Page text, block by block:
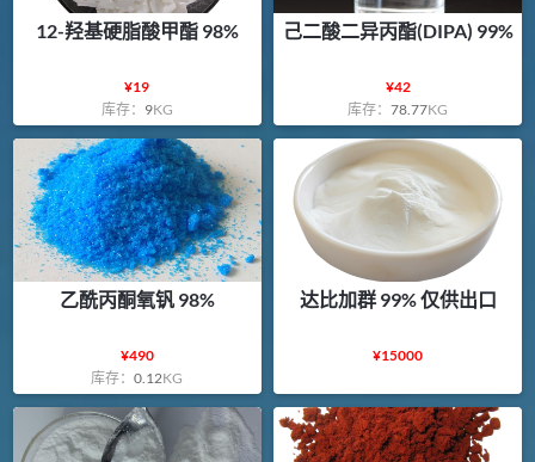
12-羟基硬脂酸甲酯 98%
¥19
库存： 9KG
己二酸二异丙酯(DIPA) 99%
¥42
库存：78.77KG
乙酰丙酮氧钒 98%
¥490
库存：0.12KG
达比加群 99% 仅供出口
¥15000